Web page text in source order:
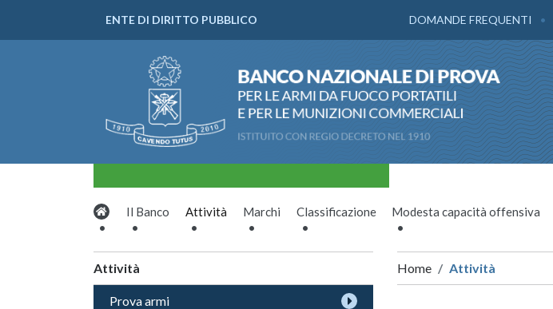
ENTE DI DIRITTO PUBBLICO DOMANDE FREQUENTI
Il Banco Attività Marchi Classificazione Modesta capacità offensiva
Attività
Prova armi
Home Attività